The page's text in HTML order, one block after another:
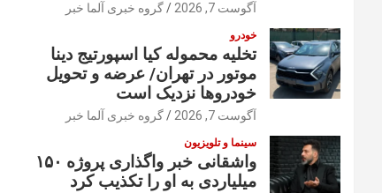
آگوست 7, 2026 گروه خبری آلما خبر
خودرو
تخلیه محموله کیا اسپورتیج دینا
موتور در تهران/ عرضه و تحویل
خودروها نزدیک است
آگوست 7, 2026 گروه خبری آلما خبر
سینما و تلویزیون
واشقانی خبر واگذاری پروژه ۱۵۰
میلیاردی به او را تکذیب کرد